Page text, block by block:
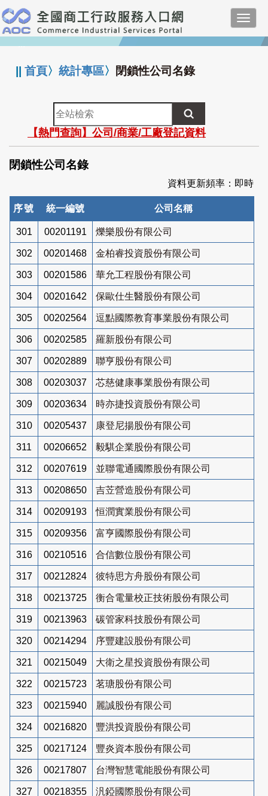
跳
到
主
要
:::
||首頁〉統計專區〉 閉鎖性公司名錄
全
站
檢
索
【熱門查詢】公司/商業/工廠登記資料
閉鎖性公司名錄
資料更新頻率：即時
序號 統一編號 公司名稱
301 00201191 爍樂股份有限公司
302 00201468 金柏睿投資股份有限公司
303 00201586 華允工程股份有限公司
304 00201642 保歐仕生醫股份有限公司
305 00202564 逗點國際教育事業股份有限公司
306 00202585 羅新股份有限公司
307 00202889 聯亨股份有限公司
308 00203037 芯慈健康事業股份有限公司
309 00203634 時亦捷投資股份有限公司
310 00205437 康登尼揚股份有限公司
311 00206652 毅騏企業股份有限公司
312 00207619 並聯電通國際股份有限公司
313 00208650 吉苙營造股份有限公司
314 00209193 恒潤實業股份有限公司
315 00209356 富亨國際股份有限公司
316 00210516 合信數位股份有限公司
317 00212824 彼特思方舟股份有限公司
318 00213725 衡合電量校正技術股份有限公司
319 00213963 碳管家科技股份有限公司
320 00214294 序豐建設股份有限公司
321 00215049 大衛之星投資股份有限公司
322 00215723 茗瑭股份有限公司
323 00215940 麗誠股份有限公司
324 00216820 豐洪投資股份有限公司
325 00217124 豐炎資本股份有限公司
326 00217807 台灣智慧電能股份有限公司
327 00218355 汎錏國際股份有限公司